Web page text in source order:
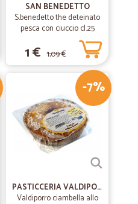
SAN BENEDETTO
S.benedetto the deteinato
pesca con ciuccio cl.25
1 € 1,09 €
-7%
PASTICCERIA VALDIPORRO
Valdiporro ciambella allo